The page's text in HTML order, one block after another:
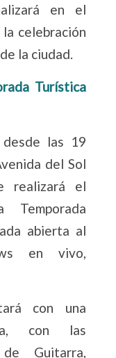
en el
celebración
la ciudad.
Turística
las 19
del Sol
realizará el
abierta al
en vivo,
con una
con las
Guitarra,